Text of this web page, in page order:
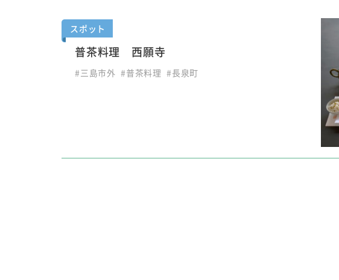
スポット
普茶料理 西願寺
#三島市外 #普茶料理 #長泉町